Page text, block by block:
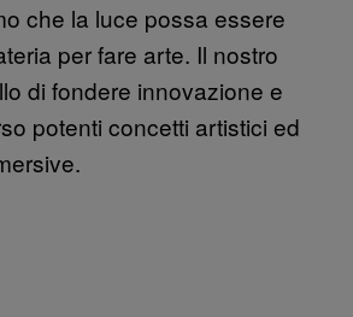
che la luce possa essere
per fare arte. Il nostro
di fondere innovazione e
potenti concetti artistici ed